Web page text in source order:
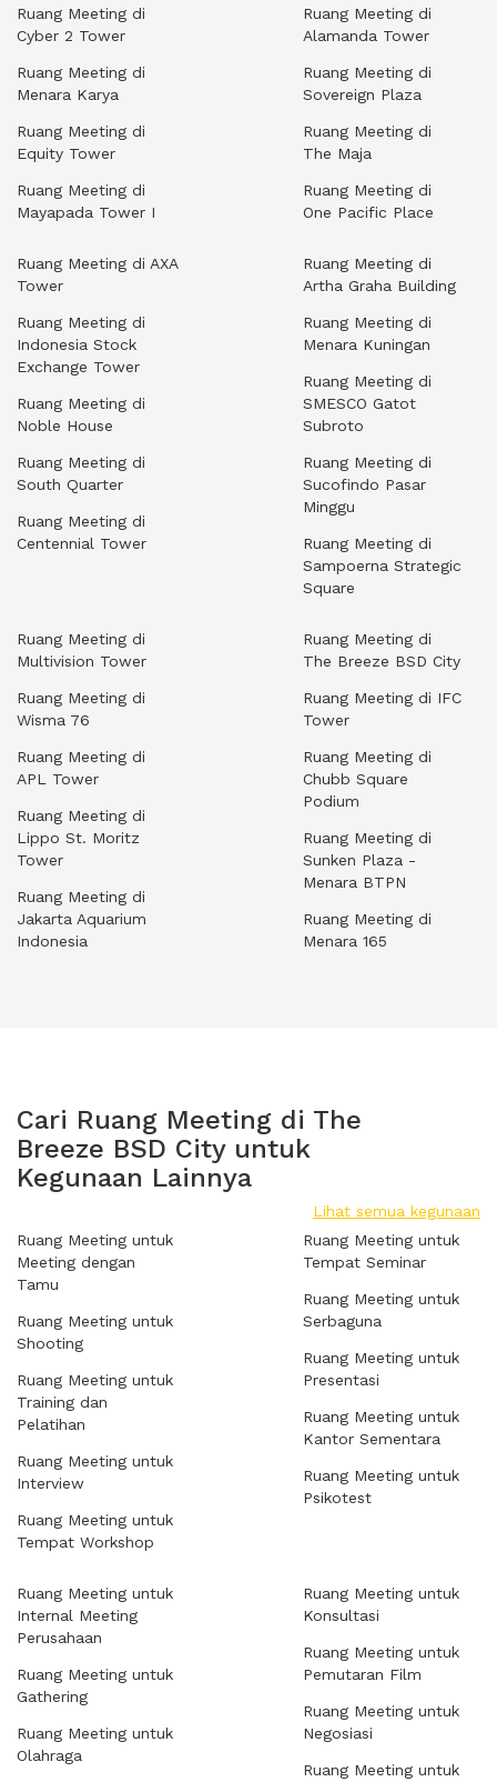
Ruang Meeting di
Cyber 2 Tower
Ruang Meeting di
Menara Karya
Ruang Meeting di
Equity Tower
Ruang Meeting di
Mayapada Tower I
Ruang Meeting di
Alamanda Tower
Ruang Meeting di
Sovereign Plaza
Ruang Meeting di
The Maja
Ruang Meeting di
One Pacific Place
Ruang Meeting di AXA
Tower
Ruang Meeting di
Indonesia Stock
Exchange Tower
Ruang Meeting di
Noble House
Ruang Meeting di
South Quarter
Ruang Meeting di
Centennial Tower
Ruang Meeting di
Artha Graha Building
Ruang Meeting di
Menara Kuningan
Ruang Meeting di
SMESCO Gatot
Subroto
Ruang Meeting di
Sucofindo Pasar
Minggu
Ruang Meeting di
Sampoerna Strategic
Square
Ruang Meeting di
Multivision Tower
Ruang Meeting di
Wisma 76
Ruang Meeting di
APL Tower
Ruang Meeting di
Lippo St. Moritz
Tower
Ruang Meeting di
Jakarta Aquarium
Indonesia
Ruang Meeting di
The Breeze BSD City
Ruang Meeting di IFC
Tower
Ruang Meeting di
Chubb Square
Podium
Ruang Meeting di
Sunken Plaza -
Menara BTPN
Ruang Meeting di
Menara 165
Cari Ruang Meeting di The
Breeze BSD City untuk
Kegunaan Lainnya
Lihat semua kegunaan
Ruang Meeting untuk
Meeting dengan
Tamu
Ruang Meeting untuk
Shooting
Ruang Meeting untuk
Training dan
Pelatihan
Ruang Meeting untuk
Interview
Ruang Meeting untuk
Tempat Workshop
Ruang Meeting untuk
Tempat Seminar
Ruang Meeting untuk
Serbaguna
Ruang Meeting untuk
Presentasi
Ruang Meeting untuk
Kantor Sementara
Ruang Meeting untuk
Psikotest
Ruang Meeting untuk
Internal Meeting
Perusahaan
Ruang Meeting untuk
Gathering
Ruang Meeting untuk
Olahraga
Ruang Meeting untuk
Konsultasi
Ruang Meeting untuk
Pemutaran Film
Ruang Meeting untuk
Negosiasi
Ruang Meeting untuk